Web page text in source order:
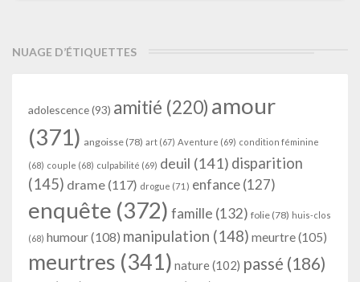
NUAGE D’ÉTIQUETTES
adolescence(93) amitié (220) amour
(371) angoisse (78) art (67) Aventure (69) condition féminine
(68) couple (68) culpabilité (69) deuil (141) disparition
(145) drame (117) drogue (71) enfance(127)
enquête (372) famille (132) folie (78) huis-clos
(68) humour(108) manipulation (148) meurtre(105)
meurtres (341) nature(102) passé (186)